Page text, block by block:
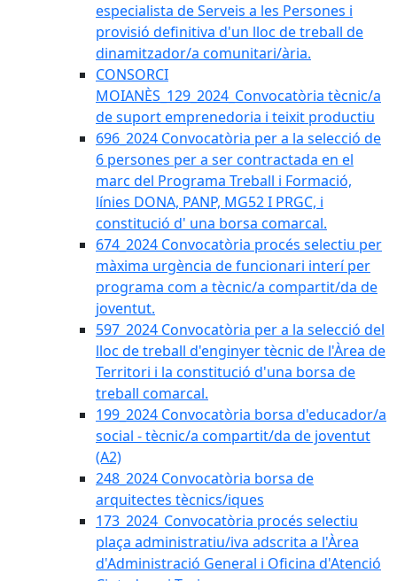
especialista de Serveis a les Persones i
provisió definitiva d'un lloc de treball de
dinamitzador/a comunitari/ària.
CONSORCI
MOIANÈS_129_2024_Convocatòria tècnic/a
de suport emprenedoria i teixit productiu
696_2024 Convocatòria per a la selecció de
6 persones per a ser contractada en el
marc del Programa Treball i Formació,
línies DONA, PANP, MG52 I PRGC, i
constitució d' una borsa comarcal.
674_2024 Convocatòria procés selectiu per
màxima urgència de funcionari interí per
programa com a tècnic/a compartit/da de
joventut.
597_2024 Convocatòria per a la selecció del
lloc de treball d'enginyer tècnic de l'Àrea de
Territori i la constitució d'una borsa de
treball comarcal.
199_2024 Convocatòria borsa d'educador/a
social - tècnic/a compartit/da de joventut
(A2)
248_2024 Convocatòria borsa de
arquitectes tècnics/iques
173_2024_Convocatòria procés selectiu
plaça administratiu/iva adscrita a l'Àrea
d'Administració General i Oficina d'Atenció